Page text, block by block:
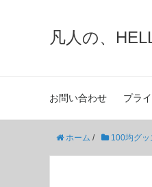
凡人の、
お問い合わせ プラ
ホーム / 100均グッ